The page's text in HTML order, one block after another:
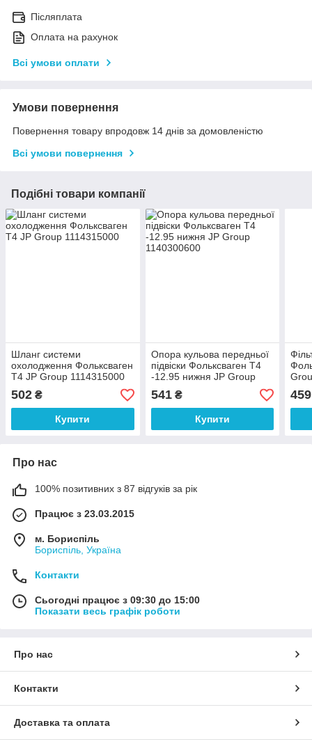
Післяплата
Оплата на рахунок
Всі умови оплати
Умови повернення
Повернення товару впродовж 14 днів за домовленістю
Всі умови повернення
Подібні товари компанії
Шланг системи
охолодження Фольксваген
Т4 JP Group 1114315000
502 ₴
Купити
Опора кульова передньої
підвіски Фольксваген Т4
-12.95 нижня JP Group
541₴
Купити
459
Про нас
100% позитивних з 87 відгуків за рік
Працює з 23.03.2015
м. Бориспіль
Бориспіль, Україна
Контакти
Сьогодні працює з 09:30 до 15:00
Показати весь графік роботи
Про нас
Контакти
Доставка та оплата